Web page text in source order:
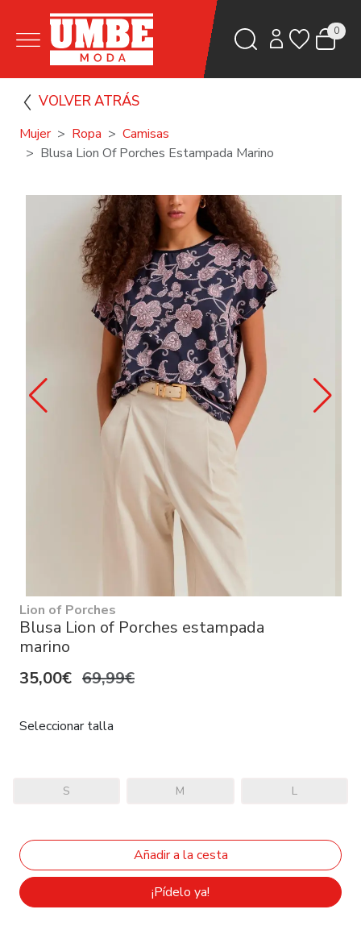
0
VOLVER ATRÁS
Mujer Ropa
Camisas
Blusa Lion Of Porches Estampada Marino
Lion of Porches
Blusa Lion of Porches estampada
marino
35,00€ 69,99€
Seleccionar talla
S M L
¡Pídelo ya!